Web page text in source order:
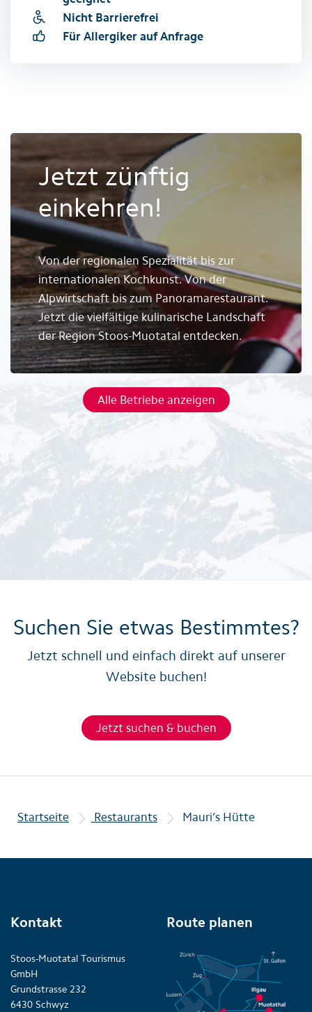
Nicht Barrierefrei
Für Allergiker auf Anfrage
Jetzt zünftig
einkehren!
Von der regionalen Spezialität bis zur
internationalen Kochkunst. Von der
Alpwirtschaft bis zum Panoramarestaurant.
Jetzt die vielfältige kulinarische Landschaft
der Region Stoos-Muotatal entdecken.
Alle Betriebe anzeigen
Suchen Sie etwas Bestimmtes?
Jetzt schnell und einfach direkt auf unserer
Website buchen!
Jetzt suchen & buchen
Startseite Restaurants Mauri’s Hütte
Kontakt
Stoos-Muotatal Tourismus
GmbH
Grundstrasse 232
6430 Schwyz
Route planen